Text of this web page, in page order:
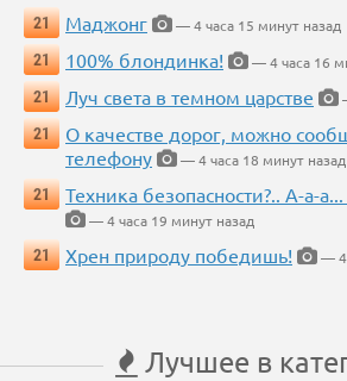
21
Маджонг
— 4 часа 15 минут назад
21
100% блондинка!
— 4 часа 16
21
Луч света в темном царстве
21
О качестве дорог, можно
телефону
— 4 часа 18 минут назад
21
Техника безопасности?.. А-а-
— 4 часа 19 минут назад
21
Хрен природу победишь! — 4
Лучшее в